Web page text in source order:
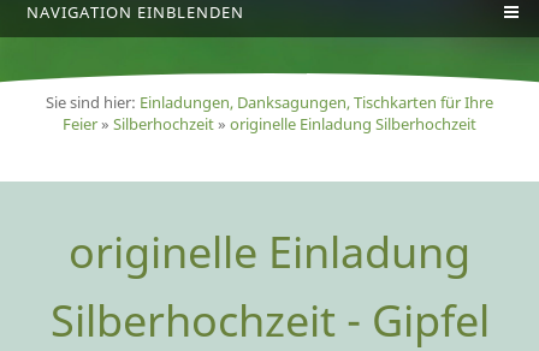
NAVIGATION EINBLENDEN
Sie sind hier: Einladungen, Danksagungen, Tischkarten für Ihre
Feier» Silberhochzeit» originelle Einladung Silberhochzeit
originelle Einladung
Silberhochzeit - Gipfel